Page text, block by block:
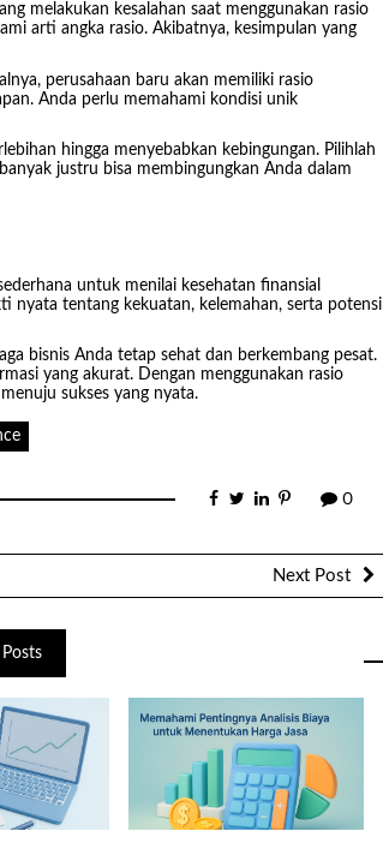
melakukan kesalahan saat menggunakan rasio
arti angka rasio. Akibatnya, kesimpulan yang
perusahaan baru akan memiliki rasio
Anda perlu memahami kondisi unik
hingga menyebabkan kebingungan. Pilihlah
justru bisa membingungkan Anda dalam
untuk menilai kesehatan finansial
nyata tentang kekuatan, kelemahan, serta potensi
bisnis Anda tetap sehat dan berkembang pesat.
yang akurat. Dengan menggunakan rasio
sukses yang nyata.
0
Next Post